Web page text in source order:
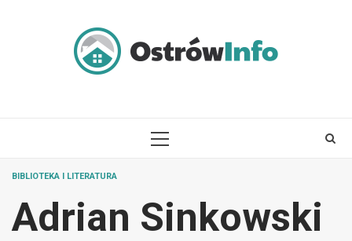
PRIMARY
BIBLIOTEKA I LITERATURA
Adrian Sinkowski